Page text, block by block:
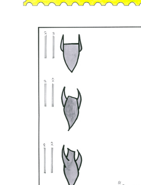
Emin M. Çizmeci
Eray Özbek
Ekrem Kılıç
Erdoğan Başol
Erdoğan Bozok
Ergin Gülen
Erol Büyükmeriç
Fahri Eyican
Fahriye Çıtaklı